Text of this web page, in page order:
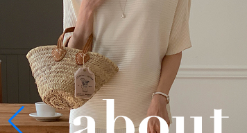
베스트100
라벨디
오늘발송
세일50-80%
임산부화장품
1+1세일
기획전
원피스
블라우스/니트
티/나시
아우터
임산부하의
레깅스/스타킹
수유복